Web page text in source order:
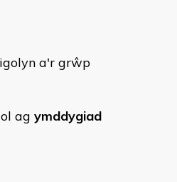
a'r grŵp
ag ymddygiad